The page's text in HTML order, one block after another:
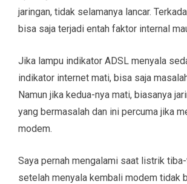
jaringan, tidak selamanya lancar.
bisa saja terjadi entah faktor internal
Jika lampu indikator ADSL menyala
indikator internet mati, bisa saja
Namun jika kedua-nya mati, biasanya
yang bermasalah dan ini percuma jika
modem.
Saya pernah mengalami saat listrik
setelah menyala kembali modem tidak